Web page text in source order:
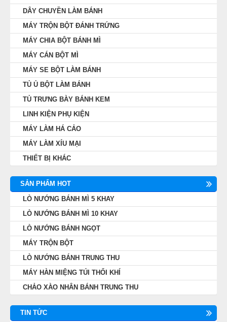
DÂY CHUYỀN LÀM BÁNH
MÁY TRỘN BỘT ĐÁNH TRỨNG
MÁY CHIA BỘT BÁNH MÌ
MÁY CÁN BỘT MÌ
MÁY SE BỘT LÀM BÁNH
TỦ Ủ BỘT LÀM BÁNH
TỦ TRƯNG BÀY BÁNH KEM
LINH KIỆN PHỤ KIỆN
MÁY LÀM HÁ CẢO
MÁY LÀM XÍU MẠI
THIẾT BỊ KHÁC
SẢN PHẨM HOT
LÒ NƯỚNG BÁNH MÌ 5 KHAY
LÒ NƯỚNG BÁNH MÌ 10 KHAY
LÒ NƯỚNG BÁNH NGỌT
MÁY TRỘN BỘT
LÒ NƯỚNG BÁNH TRUNG THU
MÁY HÀN MIỆNG TÚI THỔI KHÍ
CHẢO XÀO NHÂN BÁNH TRUNG THU
TIN TỨC